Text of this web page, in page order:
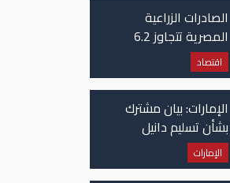
الصادرات الزراعية
المصرية تتجاوز 6.2
مليون طن حتى الآن
اقتصاد
الإمارات: بيان مشترك
بشأن تسليم دانيل
كينيهان إلى السلطات
الإيرلندية
الإمارات